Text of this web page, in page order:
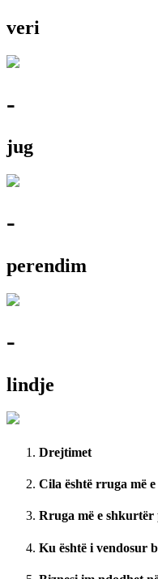
veri
-
jug
-
perendim
-
lindje
Drejtimet
Cila është rruga më
Rruga më e shkurtër
Ku është i vendosur